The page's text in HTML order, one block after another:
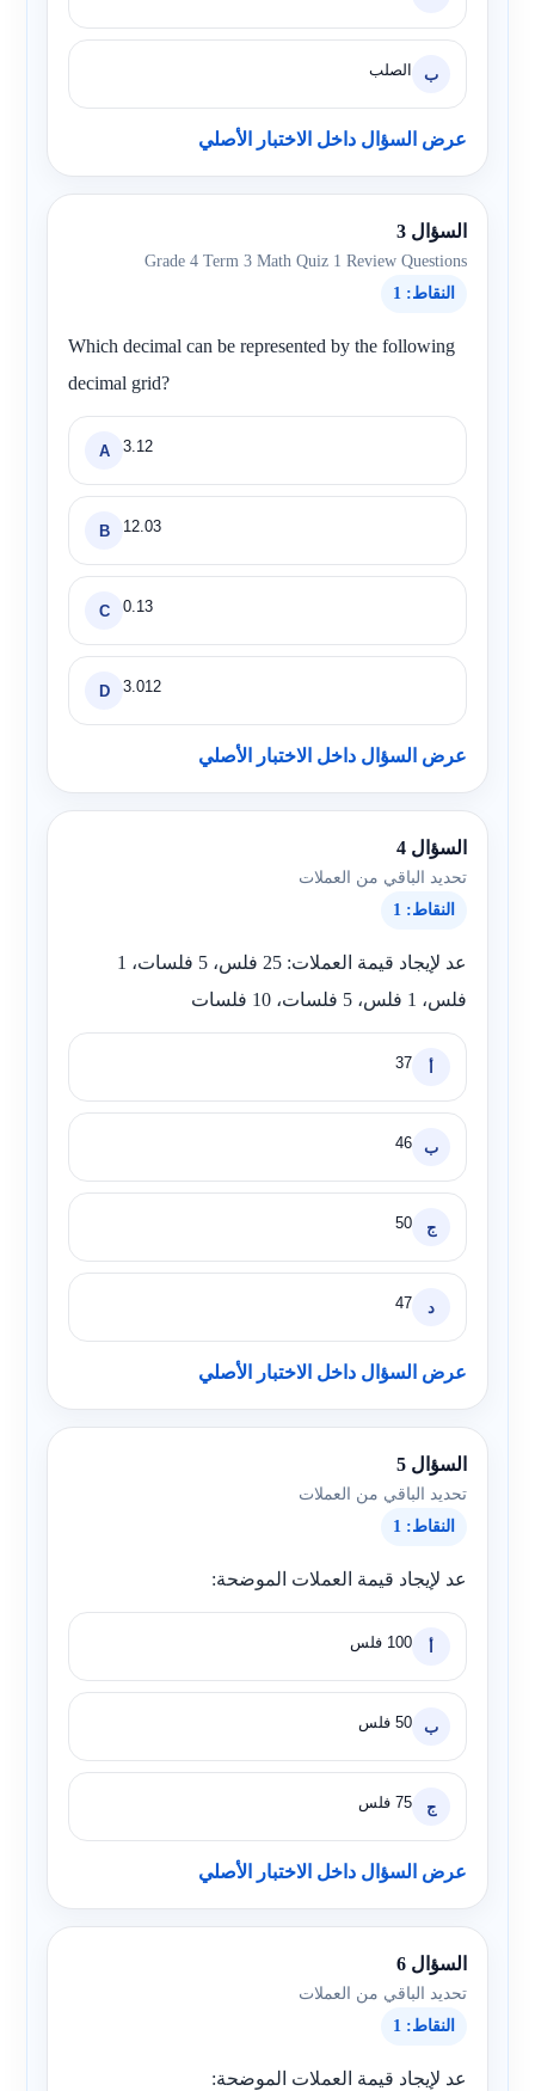
ب الصلب
عرض السؤال داخل الاختبار الأصلي
السؤال 3
Grade 4 Term 3 Math Quiz 1 Review Questions
النقاط: 1
Which decimal can be represented by the following
decimal grid?
A 3.12
B 12.03
C 0.13
D 3.012
عرض السؤال داخل الاختبار الأصلي
السؤال 4
تحديد الباقي من العملات
النقاط: 1
عد لإيجاد قيمة العملات: 25 فلس، 5 فلسات، 1
فلس، 1 فلس، 5 فلسات، 10 فلسات
أ 37
ب 46
ج 50
د 47
عرض السؤال داخل الاختبار الأصلي
السؤال 5
تحديد الباقي من العملات
النقاط: 1
عد لإيجاد قيمة العملات الموضحة:
أ 100 فلس
ب 50 فلس
ج 75 فلس
عرض السؤال داخل الاختبار الأصلي
السؤال 6
تحديد الباقي من العملات
النقاط: 1
عد لإيجاد قيمة العملات الموضحة: